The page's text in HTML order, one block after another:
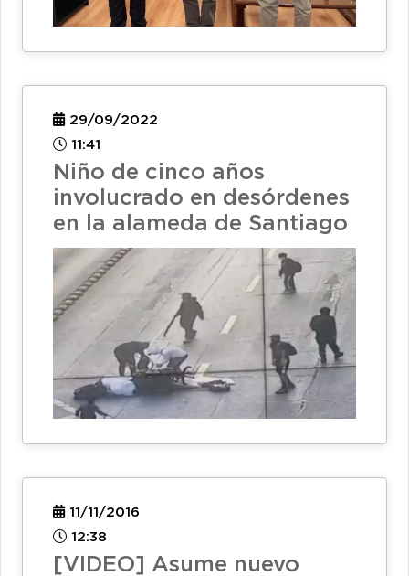
29/09/2022
11:41
Niño de cinco años
involucrado en desórdenes
en la alameda de Santiago
11/11/2016
12:38
[VIDEO] Asume nuevo